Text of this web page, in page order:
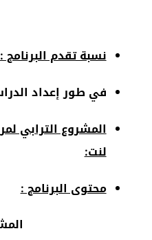
نسبة تقدم البرنامج :
في طور إعداد
المشروع الترابي
لنت:
محتوى البرنامج :